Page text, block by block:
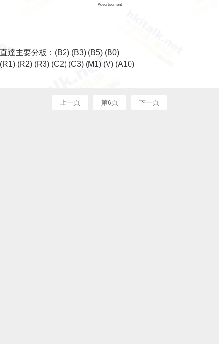
Advertisement
直達主要分板： (B2) (B3) (B5) (B0)
(R1) (R2) (R3) (C2) (C3) (M1) (V) (A10)
上一頁 第6頁 下一頁